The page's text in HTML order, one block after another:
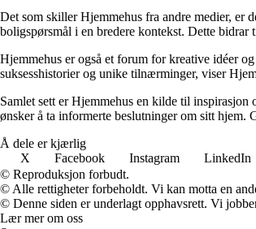
Det som skiller Hjemmehus fra andre medier, er
boligspørsmål i en bredere kontekst. Dette
Hjemmehus er også et forum for kreative idéer
suksesshistorier og unike tilnærminger, viser
Samlet sett er Hjemmehus en kilde til
ønsker å ta informerte beslutninger om sitt
Å dele er kjærlig
X
Facebook Instagram LinkedIn
© Reproduksjon forbudt.
© Alle rettigheter forbeholdt. Vi kan motta en
© Denne siden er underlagt opphavsrett. Vi
Lær mer om oss